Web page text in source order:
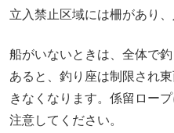
立入禁止区域には柵があり
船がいないときは、全体で
あると、釣り座は制限され
きなくなります。係留ロー
注意してください。